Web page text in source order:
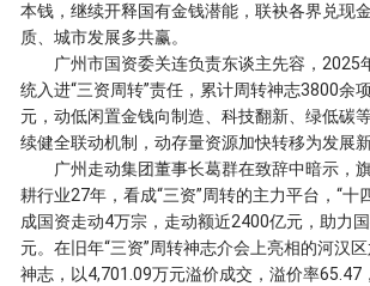
本钱，继续开释国有金钱潜能，联袂各界兑现
质、城市发展多共赢。
广州市国资委关连负责东谈主先容，2025
统入进“三资周转”责任，累计周转神志3800余
元，动低闲置金钱向制造、科技翻新、绿低碳
续健全联动机制，动存量资源加快转移为发展新
广州走动集团董事长葛群在致辞中暗示，
耕行业27年，看成“三资”周转的主力平台，“十
成国资走动4万宗，走动额近2400亿元，助力
元。在旧年“三资”周转神志介会上亮相的河汉
神志，以4,701.09万元溢价成交，溢价率65.47